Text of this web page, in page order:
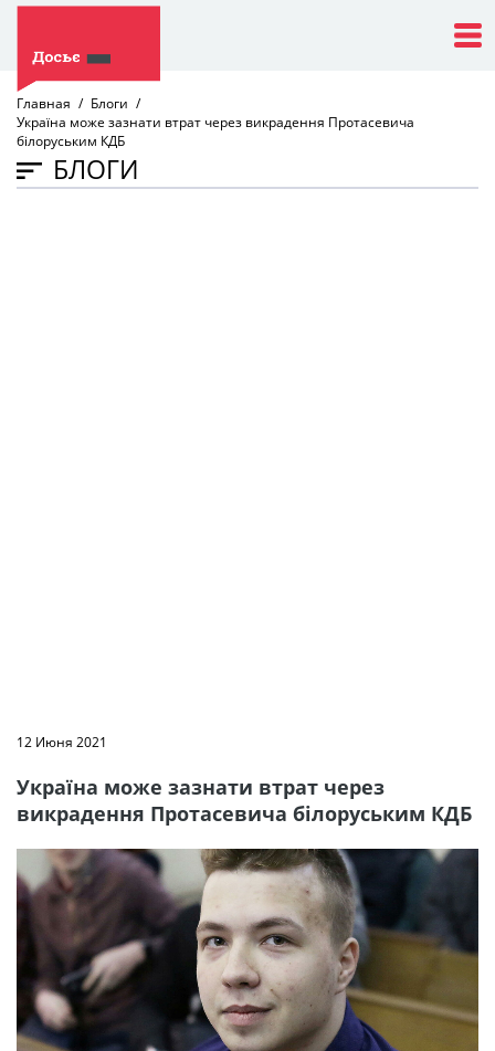
Главная
Блоги
Україна може зазнати втрат через викрадення Протасевича
білоруським КДБ
БЛОГИ
12 Июня 2021
Україна може зазнати втрат через
викрадення Протасевича білоруським КДБ